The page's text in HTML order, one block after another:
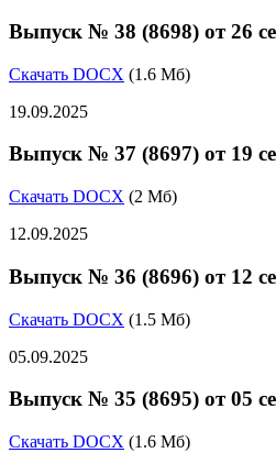
Выпуск № 38 (8698) от 26
Скачать DOCX (1.6 Мб)
19.09.2025
Выпуск № 37 (8697) от 19
Скачать DOCX (2 Мб)
12.09.2025
Выпуск № 36 (8696) от 12
Скачать DOCX (1.5 Мб)
05.09.2025
Выпуск № 35 (8695) от 05
Скачать DOCX (1.6 Мб)